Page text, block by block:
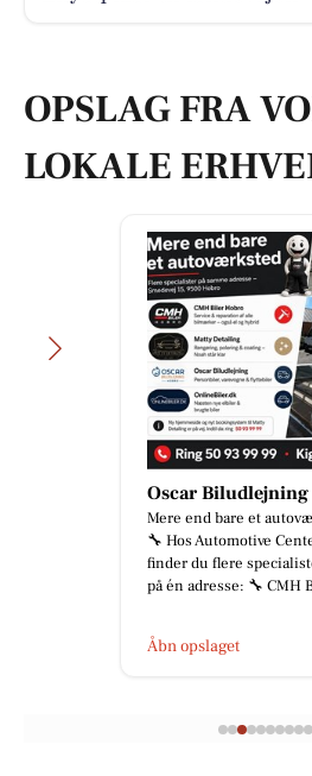
OPSLAG FRA
LOKALE
Oscar Biludlejning
Mere end bare et
🔧 Hos Automotive
finder du flere
på én adresse: 🔧 CMH
Åbn opslaget